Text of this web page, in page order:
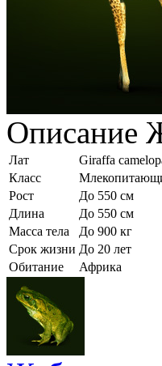
Описание
Лат
Giraffa
Класс
Рост
До 550 см
Длина
До 550 см
Масса тела
До 900 кг
Срок жизни До 20 лет
Обитание
Африка